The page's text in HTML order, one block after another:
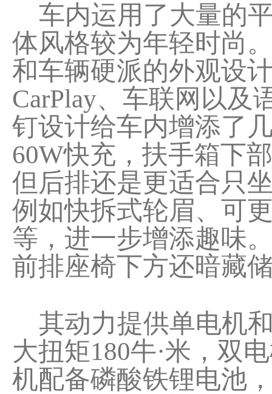
车内运用了大量的
体风格较为年轻时尚
和车辆硬派的外观设
CarPlay、车联网以及
钉设计给车内增添了
60W快充，扶手箱下
但后排还是更适合只
例如快拆式轮眉、可
等，进一步增添趣味
前排座椅下方还暗藏
其动力提供单电机
大扭矩180牛·米，双
机配备磷酸铁锂电池